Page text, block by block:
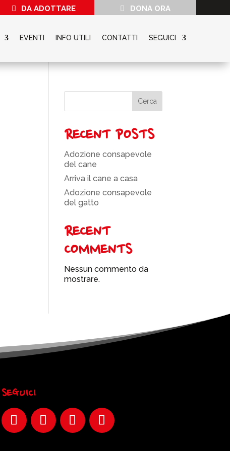
DA ADOTTARE DONA ORA
EVENTI INFO UTILI CONTATTI SEGUICI
Cerca
RECENT POSTS
Adozione consapevole
del cane
Arriva il cane a casa
Adozione consapevole
del gatto
RECENT
COMMENTS
Nessun commento da
mostrare.
SEGUICI